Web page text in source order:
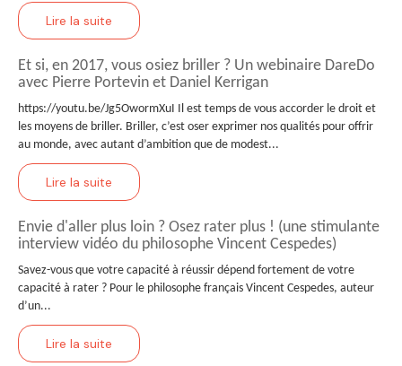
Lire la suite
Et si, en 2017, vous osiez briller ? Un webinaire DareDo
avec Pierre Portevin et Daniel Kerrigan
https://youtu.be/Jg5OwormXuI Il est temps de vous accorder le droit et
les moyens de briller. Briller, c’est oser exprimer nos qualités pour offrir
au monde, avec autant d’ambition que de modest...
Lire la suite
Envie d'aller plus loin ? Osez rater plus ! (une stimulante
interview vidéo du philosophe Vincent Cespedes)
Savez-vous que votre capacité à réussir dépend fortement de votre
capacité à rater ? Pour le philosophe français Vincent Cespedes, auteur
d’un...
Lire la suite